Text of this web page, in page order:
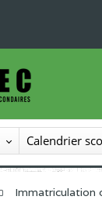
Calendrier
Immatriculation